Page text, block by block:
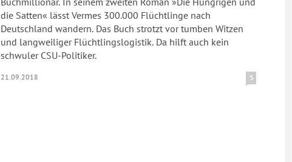
die Satten« lässt Vermes 300.000 Flüchtlinge nach
Deutschland wandern. Das Buch strotzt vor tumben Witzen
und langweiliger Flüchtlingslogistik. Da hilft auch kein
schwuler CSU-Politiker.
21.09.2018 5